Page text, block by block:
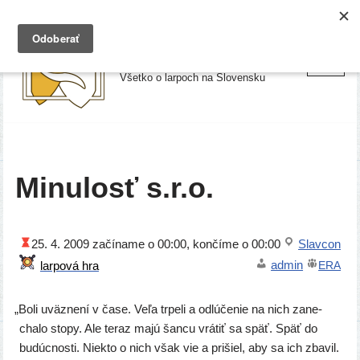
Preskočiť
Všetko o larpoch na Slovensku
Minulosť s.r.o.
25. 4. 2009 začí­na­me o 00:00, kon­čí­me o 00:00
Slavcon
admin
ERA
„Boli uväz­ne­ní v čase. Veľa trpe­li a odlú­če­nie na nich zane­
cha­lo sto­py. Ale teraz majú šan­cu vrá­tiť sa späť. Späť do
budúc­nos­ti. Niekto o nich však vie a pri­šiel, aby sa ich zba­vil.